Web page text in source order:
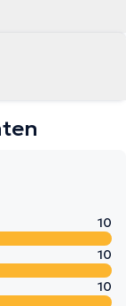
10
10
10